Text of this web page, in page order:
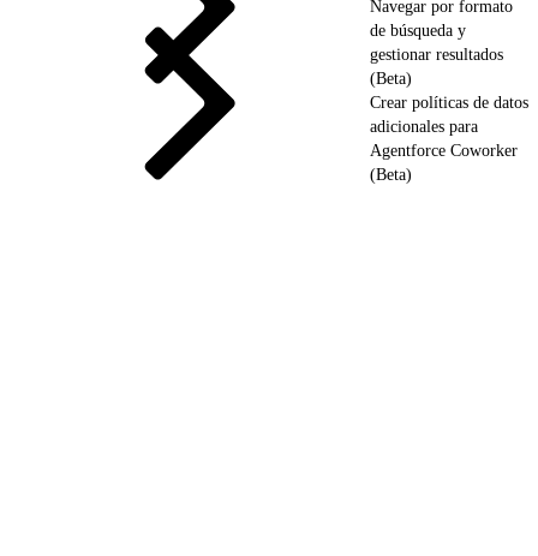
Navegar por formato
de búsqueda y
gestionar resultados
(Beta)
Crear políticas de datos
adicionales para
Agentforce Coworker
(Beta)